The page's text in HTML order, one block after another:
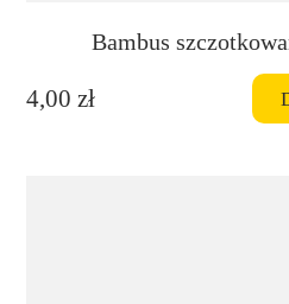
Bambus
4,00 zł